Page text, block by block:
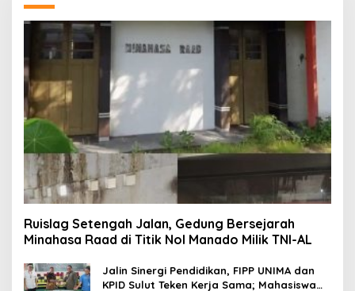
Ruislag Setengah Jalan, Gedung Bersejarah
Minahasa Raad di Titik Nol Manado Milik TNI-AL
Jalin Sinergi Pendidikan, FIPP UNIMA dan
KPID Sulut Teken Kerja Sama; Mahasiswa